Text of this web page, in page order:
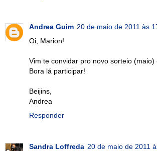
Andrea Guim 20 de maio de 2011 às
Oi, Marion!
Vim te convidar pro novo sorteio (maio)
Bora lá participar!
Beijins,
Andrea
Responder
Sandra Loffreda 20 de maio de 2011